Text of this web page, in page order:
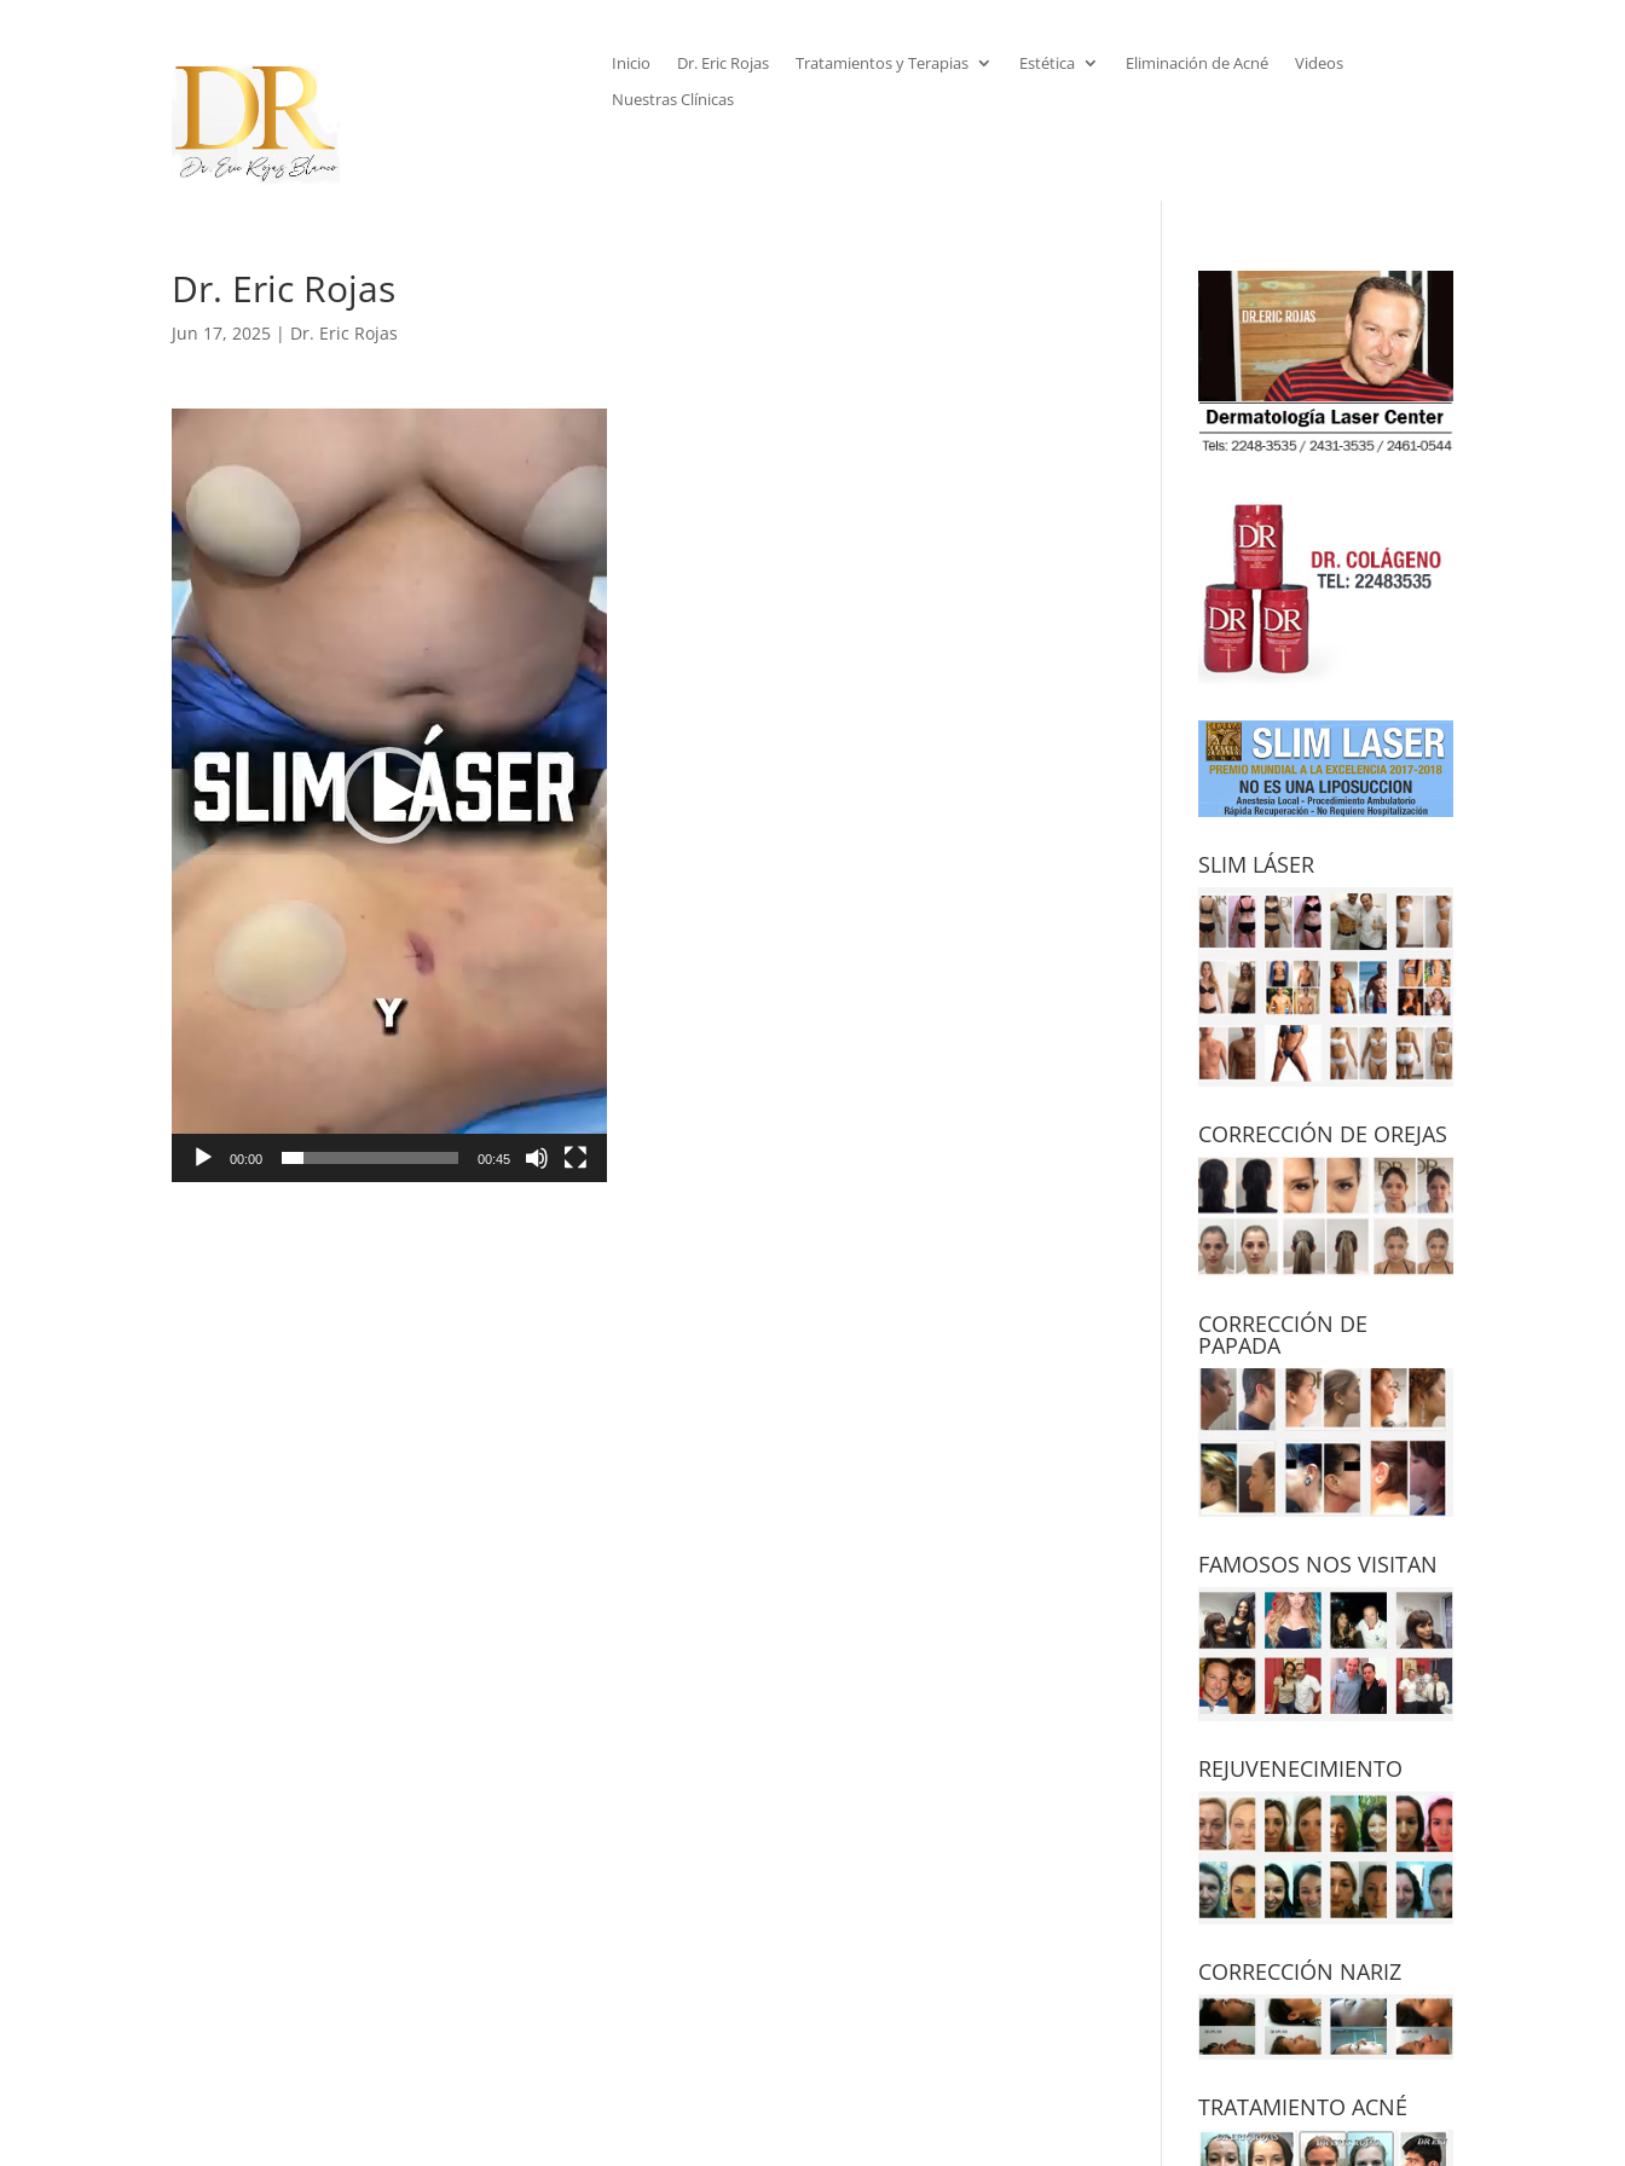
Inicio Dr. Eric Rojas Tratamientos y Terapias Estética Eliminación de Acné
Videos
Nuestras Clínicas
Dr. Eric Rojas
Jun 17, 2025| Dr. Eric Rojas
Reproductor
vídeo
00:00 00:45
SLIM LÁSER
CORRECCIÓN DE OREJAS
CORRECCIÓN DE
PAPADA
FAMOSOS NOS VISITAN
REJUVENECIMIENTO
CORRECCIÓN NARIZ
TRATAMIENTO ACNÉ